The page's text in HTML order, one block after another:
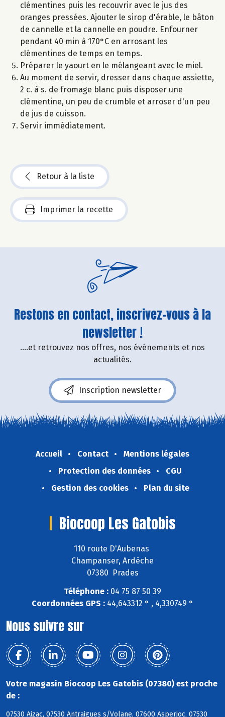
clémentines puis les recouvrir avec le jus des
oranges pressées. Ajouter le sirop d'érable, le bâton
de cannelle et la cannelle en poudre. Enfourner
pendant 40 min à 170°C en arrosant les
clémentines de temps en temps.
Préparer le yaourt en le mélangeant avec le miel.
Au moment de servir, dresser dans chaque assiette,
2 c. à s. de fromage blanc puis disposer une
clémentine, un peu de crumble et arroser d'un peu
de jus de cuisson.
Servir immédiatement.
Retour à la liste
Imprimer la recette
Restons en contact, inscrivez-vous à la
newsletter !
....et retrouvez nos offres, nos événements et nos
actualités.
Inscription newsletter
Accueil Contact
Mentions légales
Protection des données
CGU
Gestion des cookies
Plan du site
Biocoop Les Gatobis
110 route D'Aubenas
Champanser, Ardèche
07380 Prades
Téléphone : 04 75 87 50 39
Coordonnées GPS : 44,643312 ° , 4,330749 °
Nous suivre sur
Votre magasin Biocoop Les Gatobis (07380) est proche
de :
07530 Aizac, 07530 Antraigues s/Volane, 07600 Asperjoc, 07530